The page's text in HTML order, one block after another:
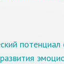
потенциал